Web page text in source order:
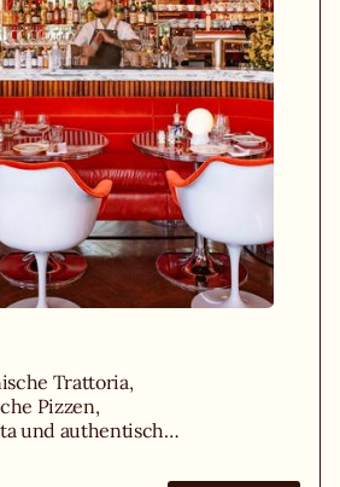
Trattoria,
Pizzen,
und authentische
mit Terrasse.